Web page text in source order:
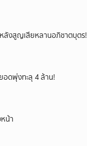
หลังสูญเสียหลานอภิชาตบุตร!
อดพุ่งทะลุ 4 ล้าน!
น้า